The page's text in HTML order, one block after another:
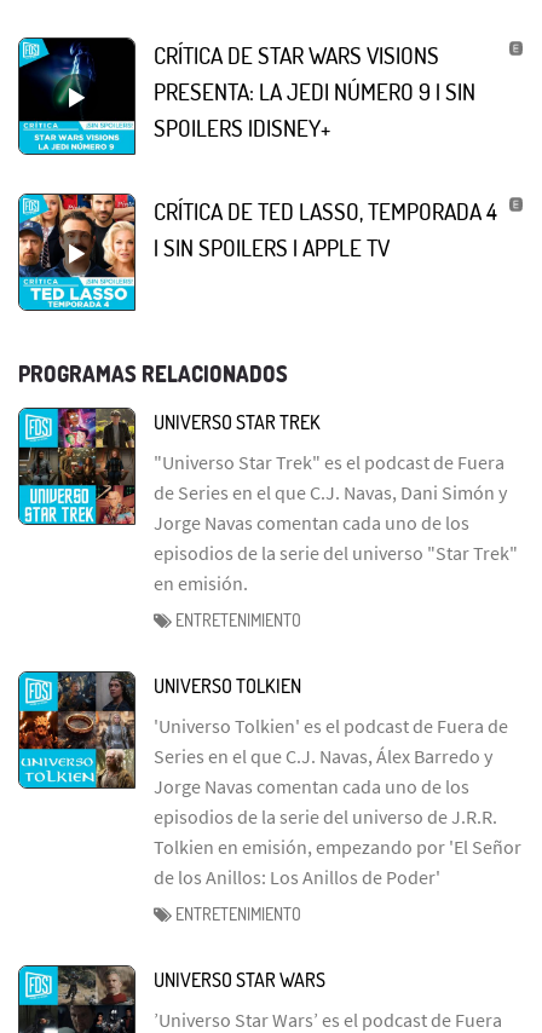
CRÍTICA DE STAR WARS VISIONS
PRESENTA: LA JEDI NÚMERO 9 | SIN
SPOILERS |DISNEY+
CRÍTICA DE TED LASSO, TEMPORADA 4
| SIN SPOILERS | APPLE TV
PROGRAMAS RELACIONADOS
UNIVERSO STAR TREK
"Universo Star Trek" es el podcast de Fuera
de Series en el que C.J. Navas, Dani Simón y
Jorge Navas comentan cada uno de los
episodios de la serie del universo "Star Trek"
en emisión.
ENTRETENIMIENTO
UNIVERSO TOLKIEN
'Universo Tolkien' es el podcast de Fuera de
Series en el que C.J. Navas, Álex Barredo y
Jorge Navas comentan cada uno de los
episodios de la serie del universo de J.R.R.
Tolkien en emisión, empezando por 'El Señor
de los Anillos: Los Anillos de Poder'
ENTRETENIMIENTO
UNIVERSO STAR WARS
’Universo Star Wars’ es el podcast de Fuera